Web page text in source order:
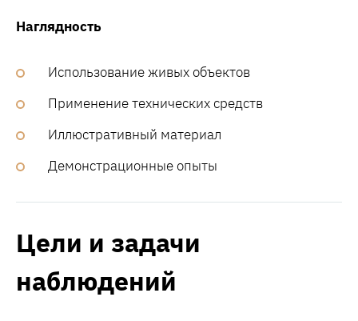
Наглядность
Использование живых объектов
Применение технических средств
Иллюстративный материал
Демонстрационные опыты
Цели и задачи
наблюдений